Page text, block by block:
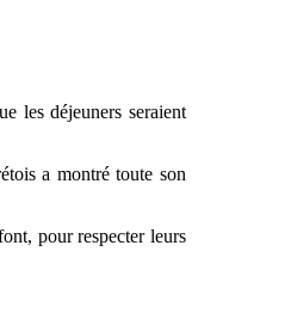
les déjeuners seraient
a montré toute son
pour respecter leurs